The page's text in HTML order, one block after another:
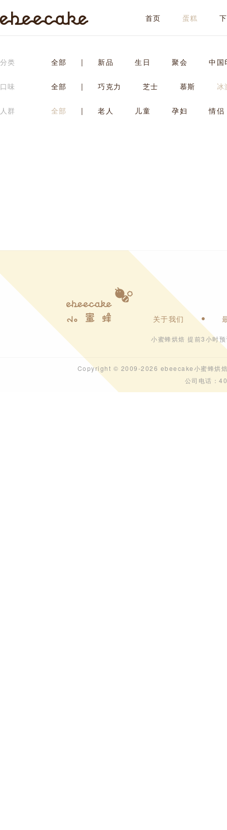
首页 蛋糕
分类 全部 | 新品 生日 聚会 中国
口味 全部 | 巧克力 芝士 慕斯 冰
人群 全部 | 老人 儿童 孕妇 情侣
关于我们
小蜜蜂烘焙 提前3小时
Copyright © 2009-2026 ebeecake小蜜蜂烘
公司电话